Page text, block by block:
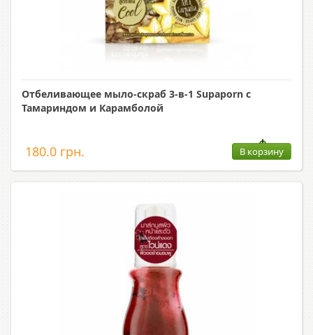
Отбеливающее мыло-скраб 3-в-1 Supaporn с
Тамариндом и Карамболой
180.0 грн. В корзину